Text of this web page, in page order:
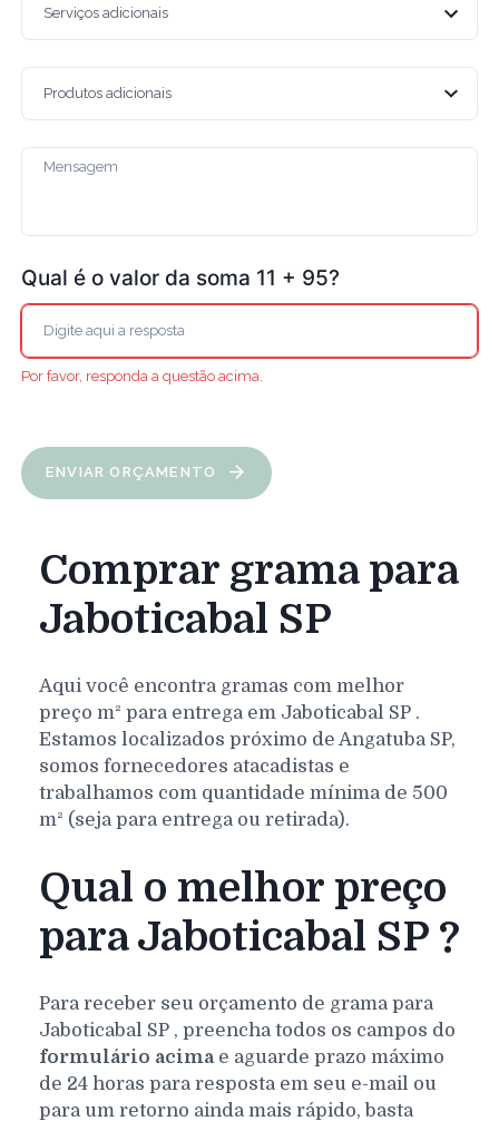
Qual é o valor da soma 11 + 95?
Por favor, responda a questão acima.
ENVIAR ORÇAMENTO
Comprar grama para
Jaboticabal SP
Aqui você encontra gramas com melhor
preço m² para entrega em Jaboticabal SP .
Estamos localizados próximo de Angatuba SP,
somos fornecedores atacadistas e
trabalhamos com quantidade mínima de 500
m² (seja para entrega ou retirada).
Qual o melhor preço
para Jaboticabal SP ?
Para receber seu orçamento de grama para
Jaboticabal SP , preencha todos os campos do
formulário acima e aguarde prazo máximo
de 24 horas para resposta em seu e-mail ou
para um retorno ainda mais rápido, basta